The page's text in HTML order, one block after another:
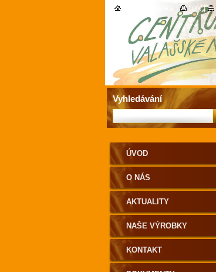
ÚVOD
O NÁS
AKTUALITY
NAŠE VÝROBKY
KONTAKT
Vyhledávání
tisk |